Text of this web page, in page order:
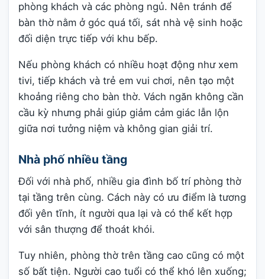
phòng khách và các phòng ngủ. Nên tránh để
bàn thờ nằm ở góc quá tối, sát nhà vệ sinh hoặc
đối diện trực tiếp với khu bếp.
Nếu phòng khách có nhiều hoạt động như xem
tivi, tiếp khách và trẻ em vui chơi, nên tạo một
khoảng riêng cho bàn thờ. Vách ngăn không cần
cầu kỳ nhưng phải giúp giảm cảm giác lẫn lộn
giữa nơi tưởng niệm và không gian giải trí.
Nhà phố nhiều tầng
Đối với nhà phố, nhiều gia đình bố trí phòng thờ
tại tầng trên cùng. Cách này có ưu điểm là tương
đối yên tĩnh, ít người qua lại và có thể kết hợp
với sân thượng để thoát khói.
Tuy nhiên, phòng thờ trên tầng cao cũng có một
số bất tiện. Người cao tuổi có thể khó lên xuống;